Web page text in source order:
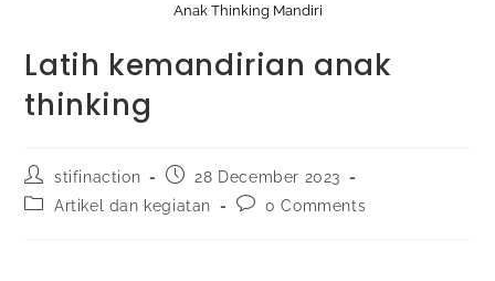
Anak Thinking Mandiri
Latih kemandirian anak
thinking
stifinaction
28 December 2023
Artikel dan kegiatan
0 Comments